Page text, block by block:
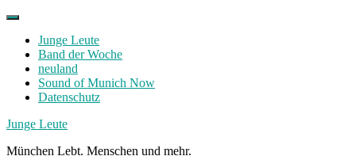
Skip
contentJunge Leute
Band der Woche
neuland
Sound of Munich Now
Datenschutz
Facebook
Twitter
Instagram
Junge Leute
München Lebt. Menschen und mehr.